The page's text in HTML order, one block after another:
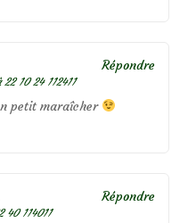
10 24 112411
petit maraîcher
Répondre
40 114011
Répondre